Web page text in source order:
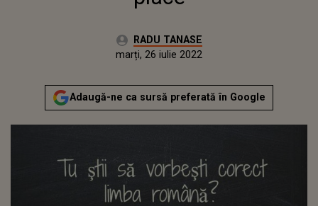
Autor:RADU TANASE
Actualizat:
marți, 26 iulie 2022
Adaugă-ne ca sursă preferată în Google